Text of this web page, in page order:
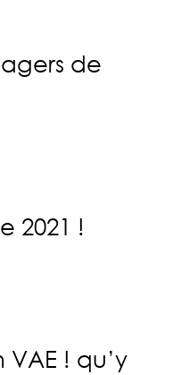
de
2021 !
! qu’y